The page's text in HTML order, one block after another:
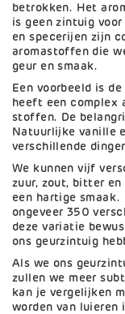
betrokken. Het
is geen zintuig voor
en specerijen zijn
aromastoffen die
geur en smaak.
Een voorbeeld is
heeft een complex
stoffen. De
Natuurlijke vanille
verschillende
We kunnen vijf
zuur, zout, bitter en
een hartige smaak.
ongeveer 350
deze variatie
ons geurzintuig
Als we ons
zullen we meer
kan je vergelijken
worden van luieren